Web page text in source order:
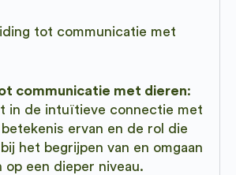
tot communicatie met
communicatie met dieren:
in de intuïtieve connectie met
ervan en de rol die
het begrijpen van en omgaan
op een dieper niveau.